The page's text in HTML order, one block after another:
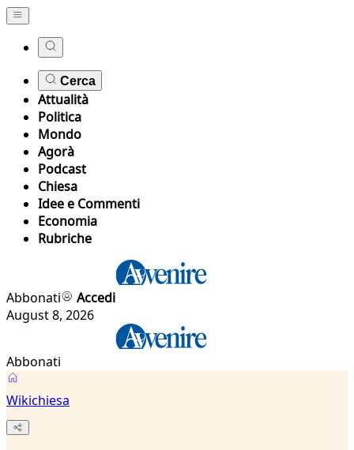
Cerca
Attualità
Politica
Mondo
Agorà
Podcast
Chiesa
Idee e Commenti
Economia
Rubriche
Abbonati
Accedi
August 8, 2026
Abbonati
Wikichiesa